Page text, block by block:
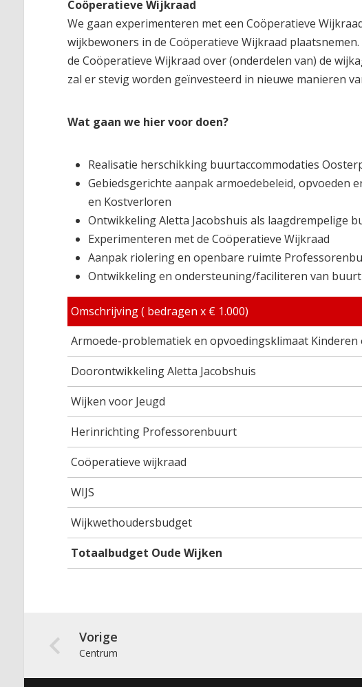
Coöperatieve Wijkraad
We gaan experimenteren met een Coöperatieve
wijkbewoners in de Coöperatieve Wijkraad
de Coöperatieve Wijkraad over (onderdelen van) de
zal er stevig worden geïnvesteerd in nieuwe manieren
Wat gaan we hier voor doen?
Realisatie herschikking buurtaccommodaties
Gebiedsgerichte aanpak armoedebeleid, opvoeden
en Kostverloren
Ontwikkeling Aletta Jacobshuis als laagdrempelige
Experimenteren met de Coöperatieve Wijkraad
Aanpak riolering en openbare ruimte
Ontwikkeling en ondersteuning/faciliteren van
Omschrijving ( bedragen x € 1.000)
Armoede-problematiek en opvoedingsklimaat Kinderen
Doorontwikkeling Aletta Jacobshuis
Wijken voor Jeugd
Herinrichting Professorenbuurt
Coöperatieve wijkraad
WIJS
Wijkwethoudersbudget
Totaalbudget Oude Wijken
Vorige
Centrum